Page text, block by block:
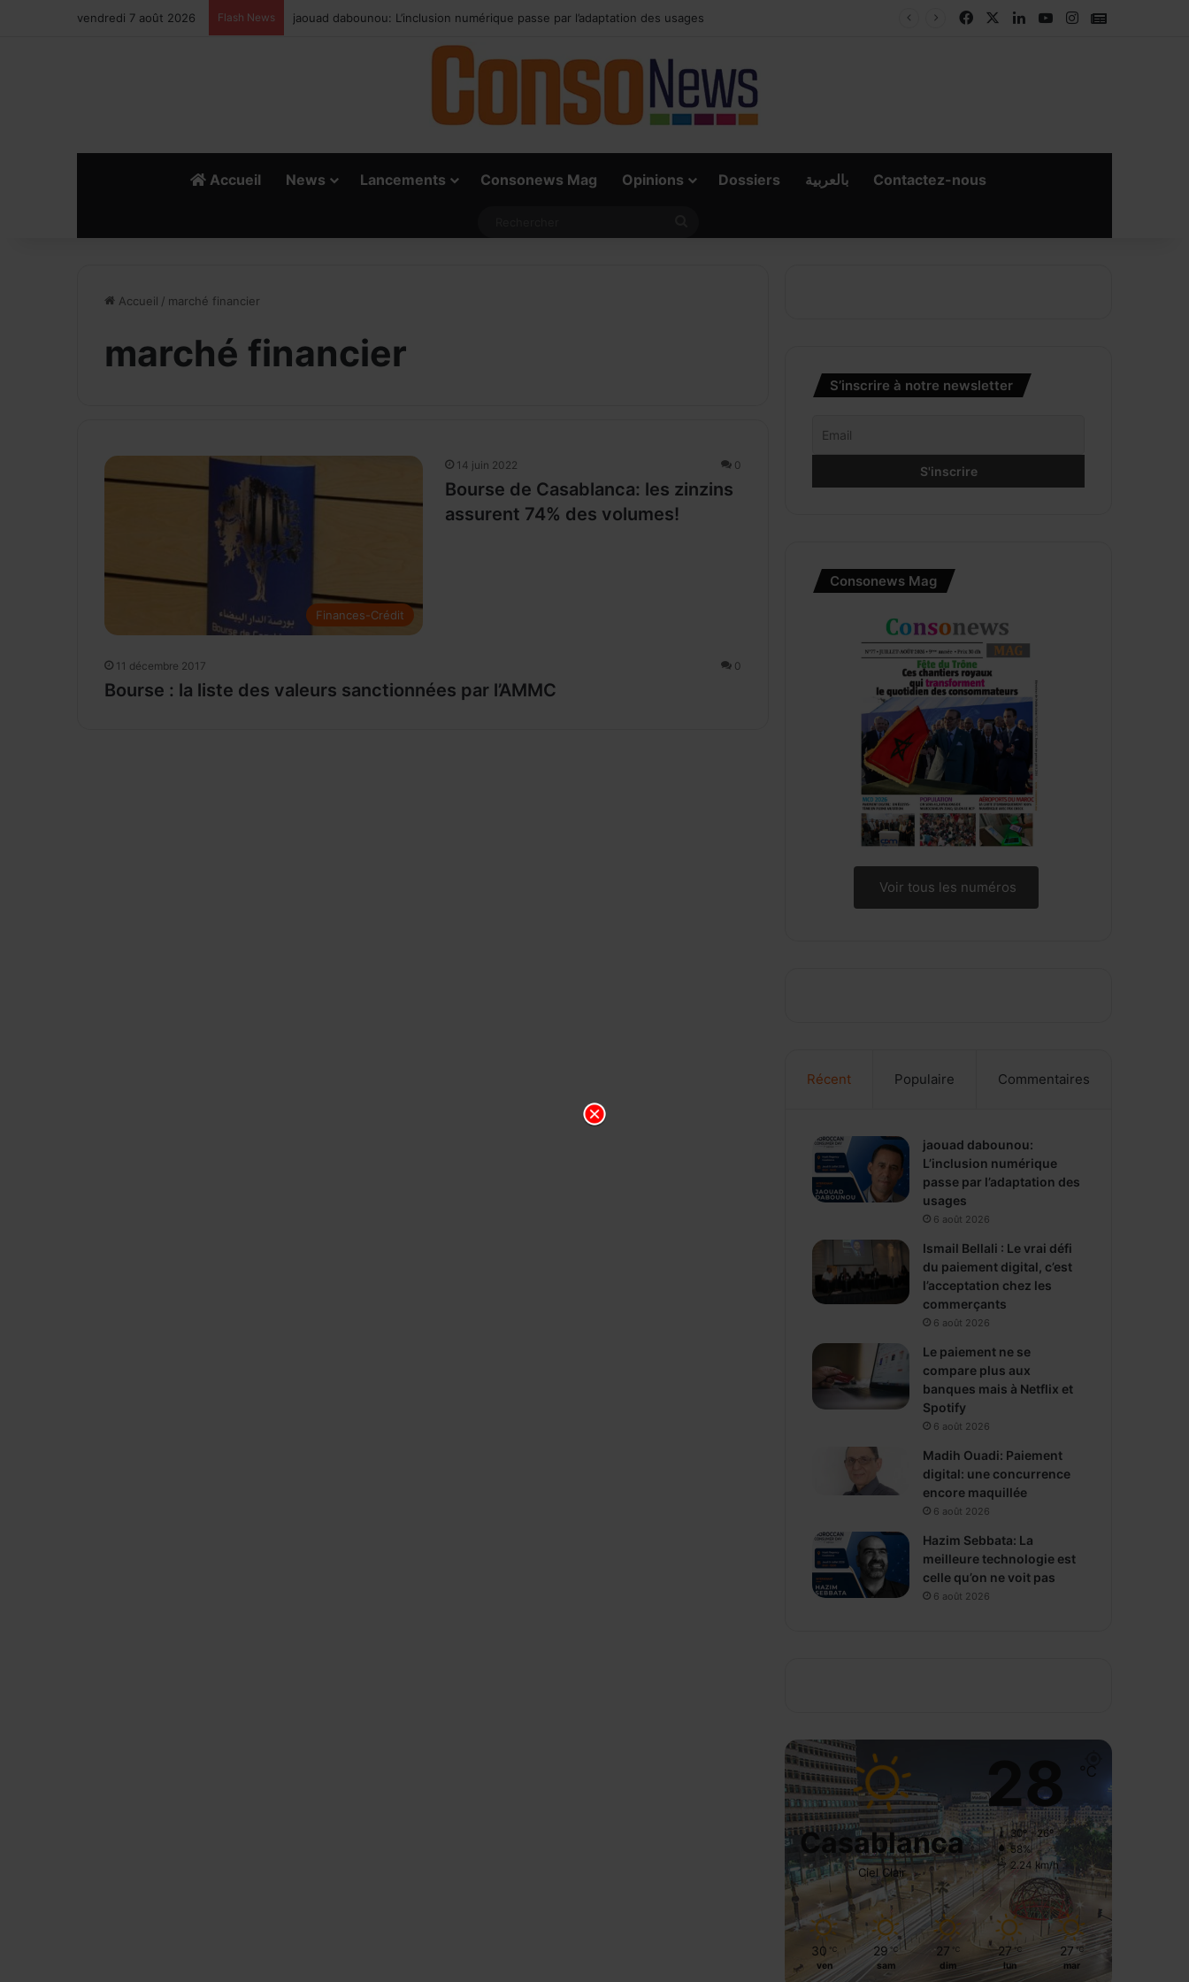
vendredi 7 août 2026 Flash News Ismail Bellali : Le vrai défi du paiement digital, c’est l’acceptation chez les commerçants FacebookLinkedinYouTubeInstagram
Accueil News Lancements Consonews Mag Opinions Dossiers بالعربية Contactez-nous
Accueil / marché financier
marché financier
Finances-Crédit
14 juin 2022 0
Bourse de Casablanca: les zinzins
assurent 74% des volumes!
11 décembre 2017 0
Bourse : la liste des valeurs sanctionnées par l’AMMC
S’inscrire à notre newsletter
Consonews Mag
Voir tous les numéros
Récent Populaire Commentaires
jaouad dabounou:
L’inclusion numérique
passe par l’adaptation des
usages
6 août 2026
Ismail Bellali : Le vrai défi
du paiement digital, c’est
l’acceptation chez les
commerçants
6 août 2026
Le paiement ne se
compare plus aux
banques mais à Netflix et
Spotify
6 août 2026
Madih Ouadi: Paiement
digital: une concurrence
encore maquillée
6 août 2026
Hazim Sebbata: La
meilleure technologie est
celle qu’on ne voit pas
6 août 2026
Casablanca
Ciel Clair
28 ℃
30º - 26º
58%
2.24 km/h
30 ℃
ven
29 ℃
sam
27 ℃
dim
27 ℃
lun
27 ℃
mar